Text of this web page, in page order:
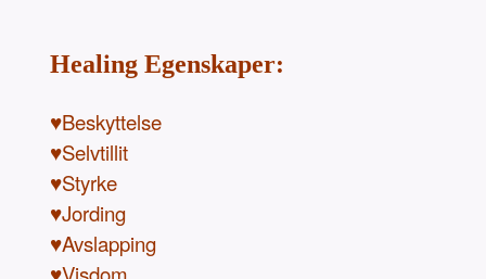
Healing Egenskaper:
♥Beskyttelse
♥Selvtillit
♥Styrke
♥Jording
♥Avslapping
♥Visdom